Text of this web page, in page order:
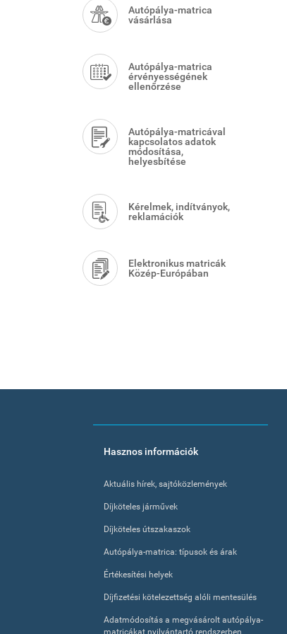
Menu
Autópálya-matrica
vásárlása
Autópálya-matrica
érvényességének
ellenőrzése
Autópálya-matricával
kapcsolatos adatok
módosítása,
helyesbítése
Kérelmek, indítványok,
reklamációk
Elektronikus matricák
Közép-Európában
FooterHasznos információk
Aktuális hírek, sajtóközlemények
Díjköteles járművek
Díjköteles útszakaszok
Autópálya-matrica: típusok és árak
Értékesítési helyek
Díjfizetési kötelezettség alóli mentesülés
Adatmódosítás a megvásárolt autópálya-
matricákat nyilvántartó rendszerben